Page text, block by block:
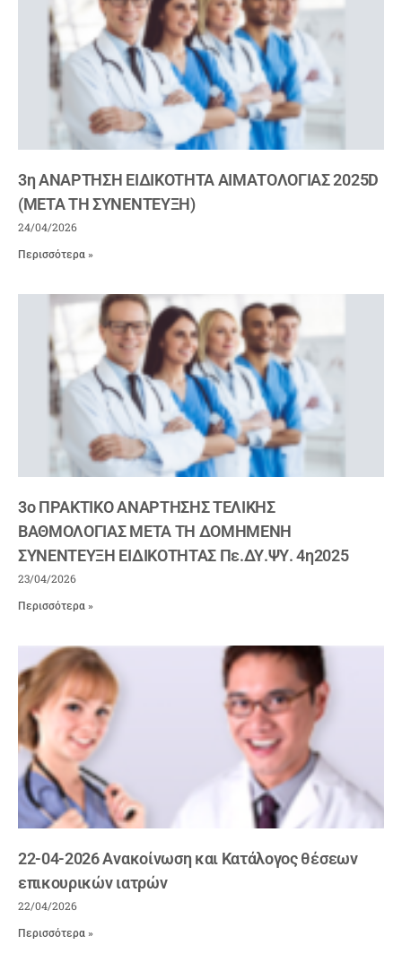
3η ΑΝΑΡΤΗΣΗ ΕΙΔΙΚΟΤΗΤΑ ΑΙΜΑΤΟΛΟΓΙΑΣ 2025D
(ΜΕΤΑ ΤΗ ΣΥΝΕΝΤΕΥΞΗ)
24/04/2026
Περισσότερα »
3ο ΠΡΑΚΤΙΚΟ ΑΝΑΡΤΗΣΗΣ ΤΕΛΙΚΗΣ
ΒΑΘΜΟΛΟΓΙΑΣ ΜΕΤΑ ΤΗ ΔΟΜΗΜΕΝΗ
ΣΥΝΕΝΤΕΥΞΗ ΕΙΔΙΚΟΤΗΤΑΣ Πε.ΔΥ.ΨΥ. 4η2025
23/04/2026
Περισσότερα »
22-04-2026 Ανακοίνωση και Κατάλογος θέσεων
επικουρικών ιατρών
22/04/2026
Περισσότερα »